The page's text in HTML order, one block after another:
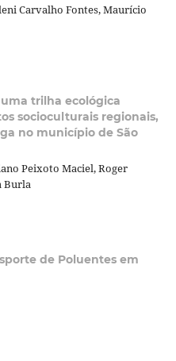
Carvalho Fontes, Maurício
trilha ecológica
socioculturais regionais,
no município de São
Peixoto Maciel, Roger
Burla
de Poluentes em